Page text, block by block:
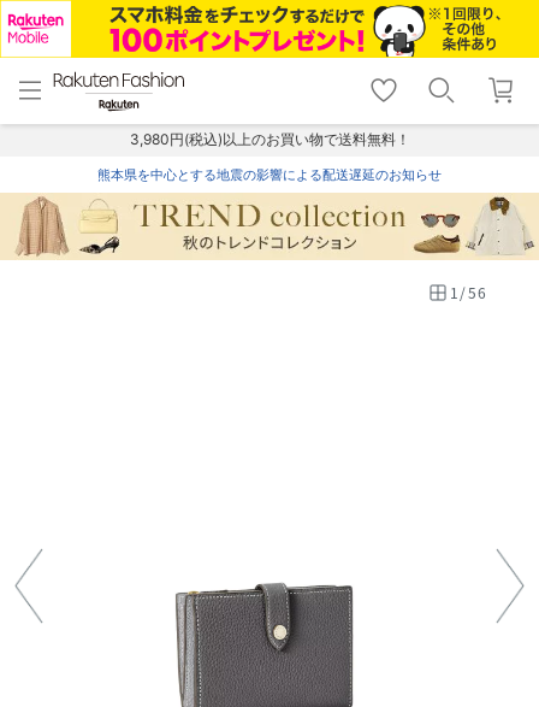
menu home
トップ
shopping_cart lock_outline
ログイン
3,980円(税込)以上のお買い物で送料無料！
熊本県を中心とする地震の影響による配送遅延のお知らせ
1/56